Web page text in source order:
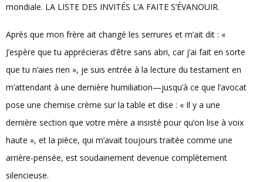
mondiale. LA LISTE DES INVITÉS L’A FAITE S’ÉVANOUIR.
Après que mon frère ait changé les serrures et m’ait dit : «
J’espère que tu apprécieras d’être sans abri, car j’ai fait en sorte
que tu n’aies rien », je suis entrée à la lecture du testament en
m’attendant à une dernière humiliation—jusqu’à ce que l’avocat
pose une chemise crème sur la table et dise : « Il y a une
dernière section que votre mère a insisté pour qu’on lise à voix
haute », et la pièce, qui m’avait toujours traitée comme une
arrière-pensée, est soudainement devenue complètement
silencieuse.